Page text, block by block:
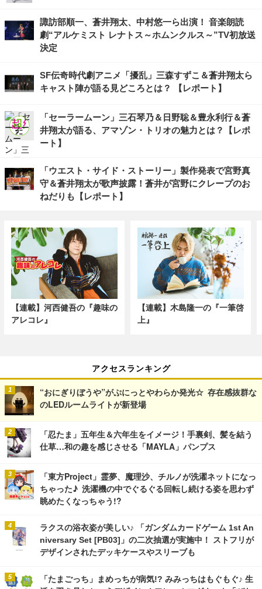
諏訪部順一、蒼井翔太、中村悠一ら出演！ 音楽朗読
劇“アルケミスト レナトス～ホムンクルス～”TV初放送
決定
SF伝奇時代劇アニメ「擾乱」三森すずこ＆蒼井翔太ら
キャスト陣が語る見どころとは？ 【レポート】
「セーラームーン」三石琴乃＆日野聡＆豊永利行＆蒼
井翔太が語る、アマゾン・トリオの魅力とは？【レポ
ート】
「ウエスト・サイド・ストーリー」製作発表で宮野真
守＆蒼井翔太が歌声披露！蒼井が宮野にクレープのお
ねだりも【レポート】
【連載】河西健吾の『趣味の
アレコレ』
【連載】木島隆一の『一筆啓
上』
アクセスランキング
“おにぎりぼうや”がぷにっとやわらか発光☆ 存在感抜群な
のLEDルームライトが新登場
「忍たま」五年生＆六年生をイメージ！手裏剣、髪を結う
仕草…和の趣を感じさせる「MAYLA」パンプス
「東方Project」霊夢、魔理沙、チルノが洗濯ネットになっ
ちゃった♪ 洗濯機の中でぐるぐる回転し続ける姿を思わず
眺めたくなっちゃう!?
ラクスの浴衣姿が美しい♪ 「ガンダムカードゲーム 1st An
niversary Set [PB03]」の二次抽選が実施中！ ストフリが
デザインされたデッキケースやスリーブも
「たまごっち」まめっちが病気!? みみっちはもぐもぐ♪ 生